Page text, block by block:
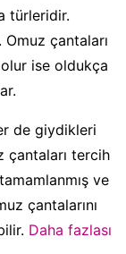
türleridir.
çantaları
ise oldukça
de giydikleri
çantaları tercih
ve
çantalarını
Daha fazlası